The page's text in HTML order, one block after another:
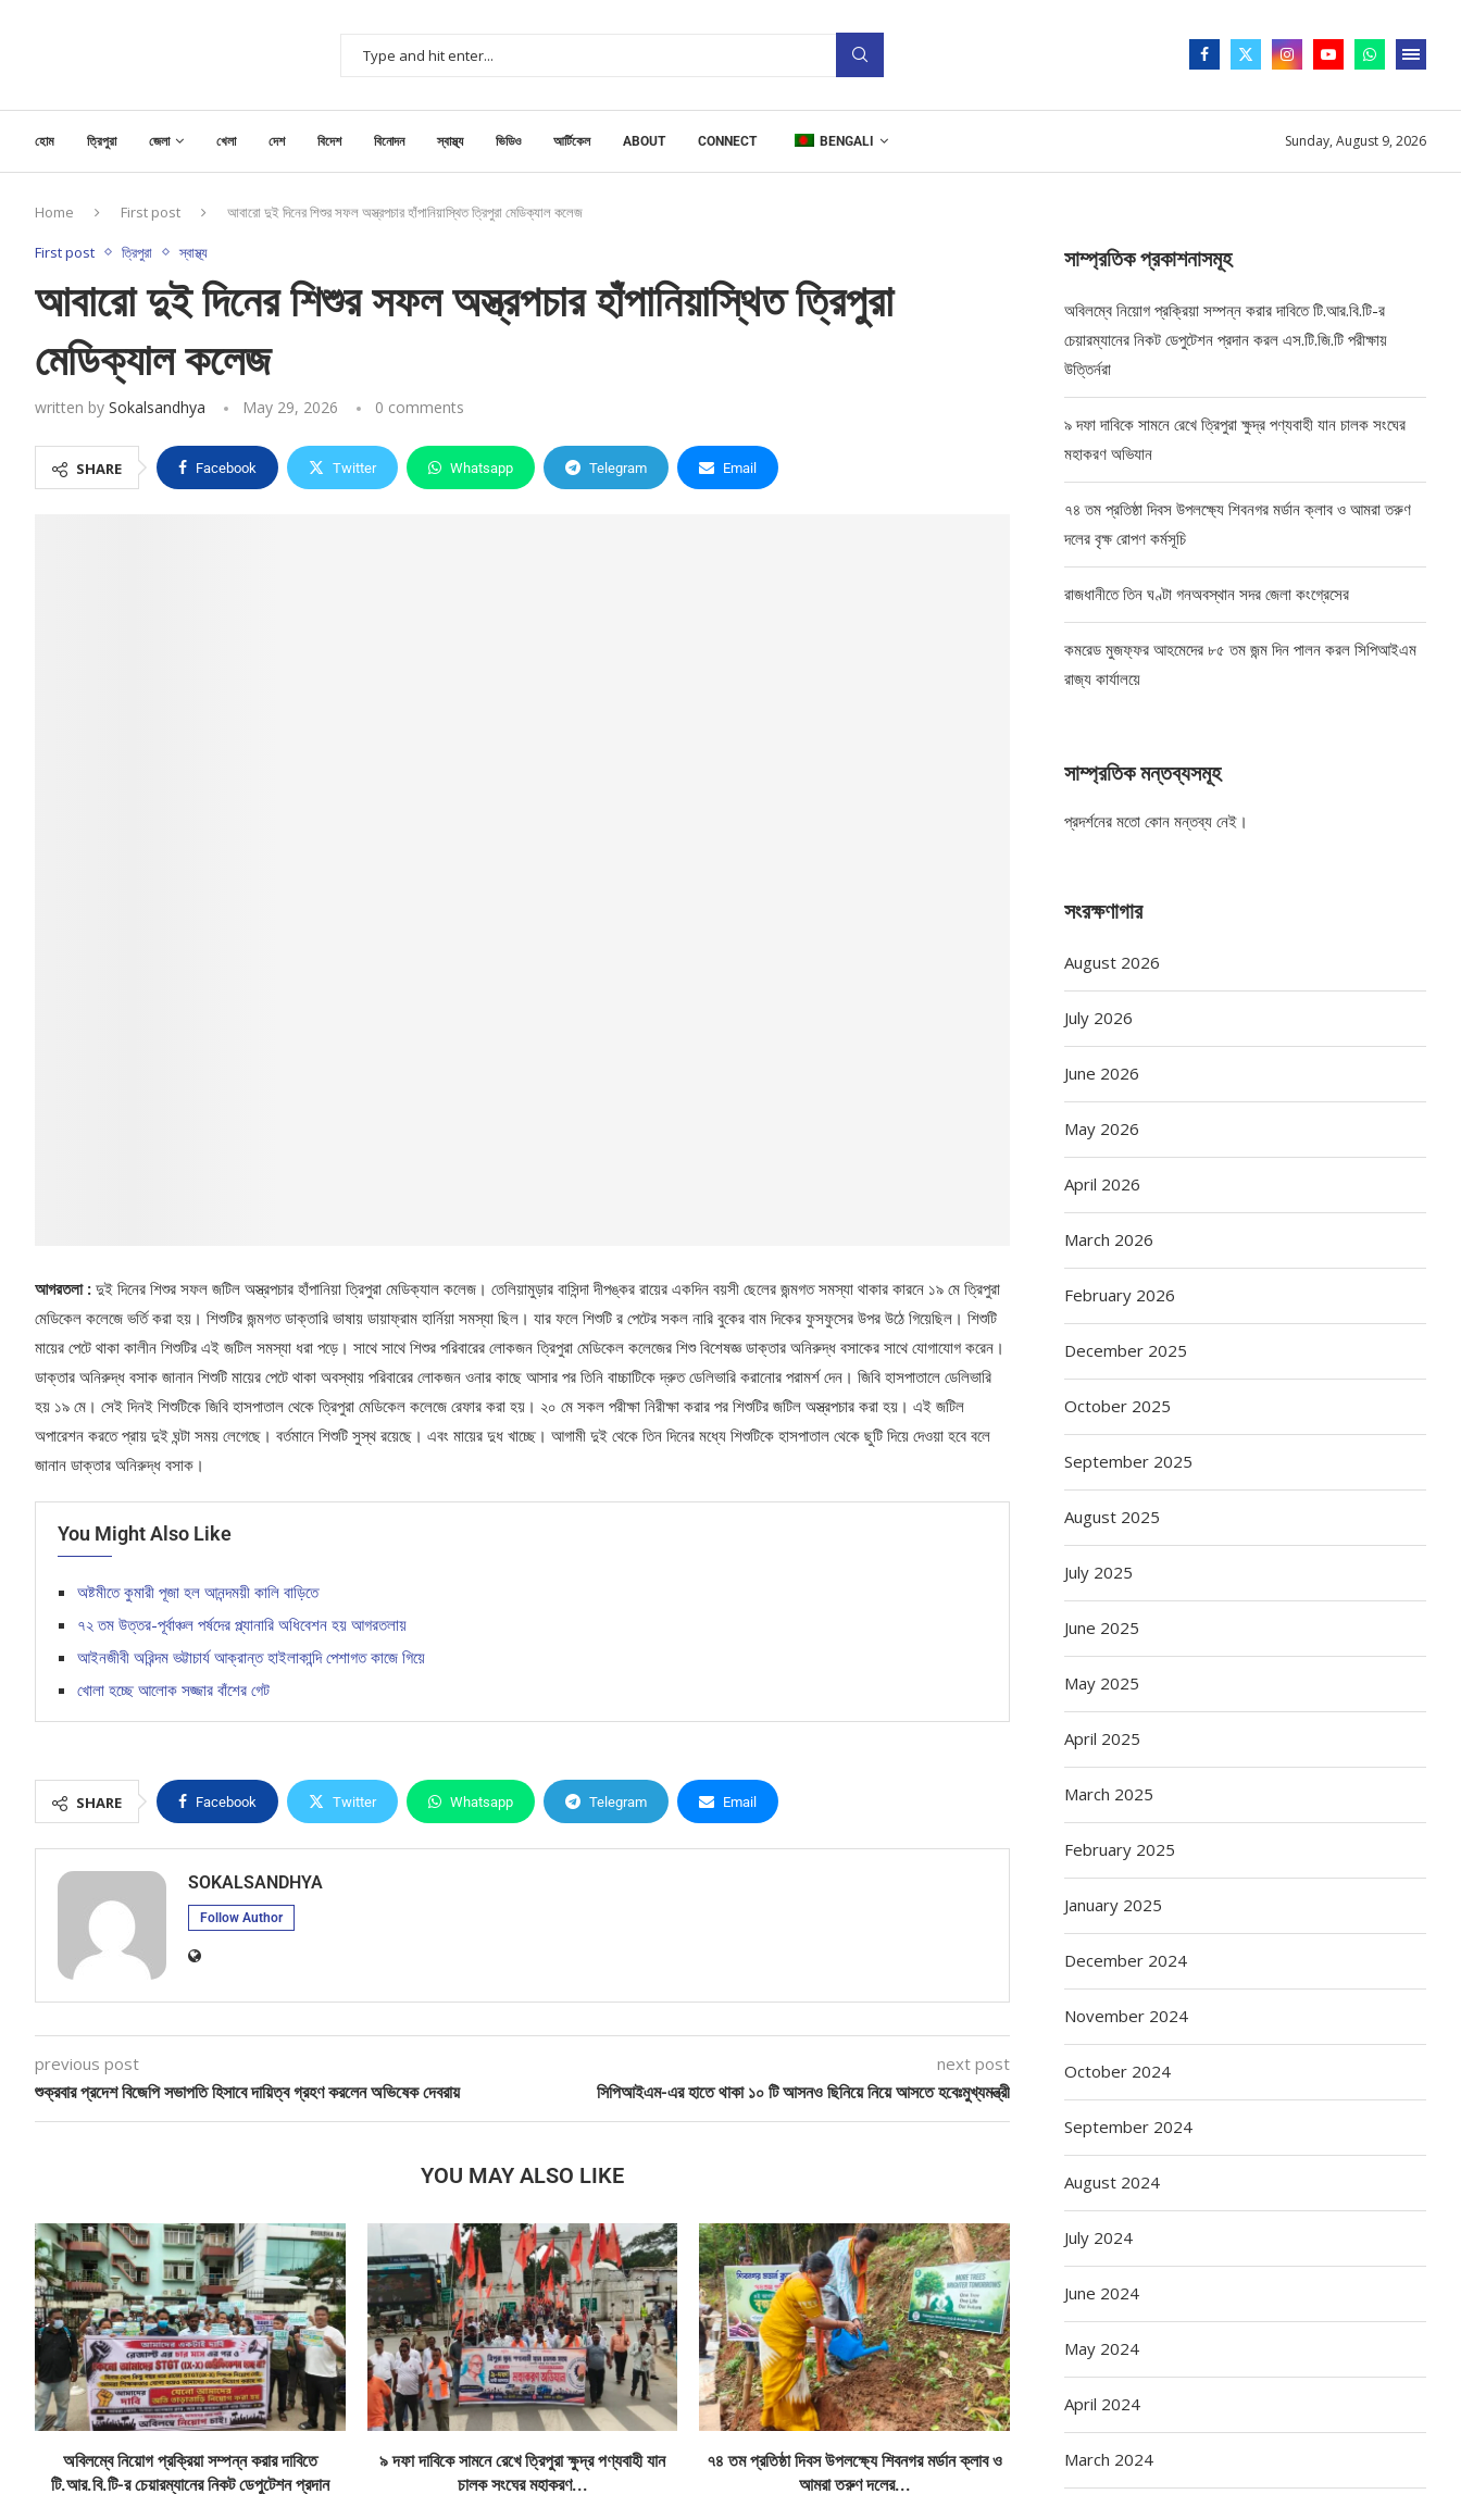
হোম ত্রিপুরা জেলা খেলা দেশ বিদেশ বিনোদন স্বাস্থ্য ভিডিও আর্টিকেল ABOUT CONNECT BENGALI Sunday, August 9, 2026
Home First post আবারো দুই দিনের শিশুর সফল অস্ত্রপচার হাঁপানিয়াস্থিত ত্রিপুরা মেডিক্যাল কলেজ
First post ত্রিপুরা স্বাস্থ্য
আবারো দুই দিনের শিশুর সফল অস্ত্রপচার হাঁপানিয়াস্থিত ত্রিপুরা
মেডিক্যাল কলেজ
written by Sokalsandhya May 29, 2026 0 comments
SHARE Facebook Twitter Whatsapp Telegram Email
আগরতলা : দুই দিনের শিশুর সফল জটিল অস্ত্রপচার হাঁপানিয়া ত্রিপুরা মেডিক্যাল কলেজ। তেলিয়ামুড়ার বাসিন্দা দীপঙ্কর রায়ের একদিন বয়সী ছেলের জন্মগত সমস্যা থাকার কারনে ১৯ মে ত্রিপুরা
মেডিকেল কলেজে ভর্তি করা হয়। শিশুটির জন্মগত ডাক্তারি ভাষায় ডায়াফ্রাম হার্নিয়া সমস্যা ছিল। যার ফলে শিশুটি র পেটের সকল নারি বুকের বাম দিকের ফুসফুসের উপর উঠে গিয়েছিল। শিশুটি
মায়ের পেটে থাকা কালীন শিশুটির এই জটিল সমস্যা ধরা পড়ে। সাথে সাথে শিশুর পরিবারের লোকজন ত্রিপুরা মেডিকেল কলেজের শিশু বিশেষজ্ঞ ডাক্তার অনিরুদ্ধ বসাকের সাথে যোগাযোগ করেন।
ডাক্তার অনিরুদ্ধ বসাক জানান শিশুটি মায়ের পেটে থাকা অবস্থায় পরিবারের লোকজন ওনার কাছে আসার পর তিনি বাচ্চাটিকে দ্রুত ডেলিভারি করানোর পরামর্শ দেন। জিবি হাসপাতালে ডেলিভারি
হয় ১৯ মে। সেই দিনই শিশুটিকে জিবি হাসপাতাল থেকে ত্রিপুরা মেডিকেল কলেজে রেফার করা হয়। ২০ মে সকল পরীক্ষা নিরীক্ষা করার পর শিশুটির জটিল অস্ত্রপচার করা হয়। এই জটিল
অপারেশন করতে প্রায় দুই ঘন্টা সময় লেগেছে। বর্তমানে শিশুটি সুস্থ রয়েছে। এবং মায়ের দুধ খাচ্ছে। আগামী দুই থেকে তিন দিনের মধ্যে শিশুটিকে হাসপাতাল থেকে ছুটি দিয়ে দেওয়া হবে বলে
জানান ডাক্তার অনিরুদ্ধ বসাক।
You Might Also Like
অষ্টমীতে কুমারী পূজা হল আনন্দময়ী কালি বাড়িতে
৭২ তম উত্তর-পূর্বাঞ্চল পর্ষদের প্ল্যানারি অধিবেশন হয় আগরতলায়
আইনজীবী অরিন্দম ভট্টাচার্য আক্রান্ত হাইলাকান্দি পেশাগত কাজে গিয়ে
খোলা হচ্ছে আলোক সজ্জার বাঁশের গেট
SHARE Facebook Twitter Whatsapp Telegram Email
SOKALSANDHYA
Follow Author
previous post
শুক্রবার প্রদেশ বিজেপি সভাপতি হিসাবে দায়িত্ব গ্রহণ করলেন অভিষেক দেবরায়
next post
সিপিআইএম-এর হাতে থাকা ১০ টি আসনও ছিনিয়ে নিয়ে আসতে হবেঃমুখ্যমন্ত্রী
YOU MAY ALSO LIKE
অবিলম্বে নিয়োগ প্রক্রিয়া সম্পন্ন করার দাবিতে
টি.আর.বি.টি-র চেয়ারম্যানের নিকট ডেপুটেশন প্রদান
৯ দফা দাবিকে সামনে রেখে ত্রিপুরা ক্ষুদ্র পণ্যবাহী যান
চালক সংঘের মহাকরণ...
৭৪ তম প্রতিষ্ঠা দিবস উপলক্ষ্যে শিবনগর মর্ডান ক্লাব ও
আমরা তরুণ দলের...
সাম্প্রতিক প্রকাশনাসমূহ
অবিলম্বে নিয়োগ প্রক্রিয়া সম্পন্ন করার দাবিতে টি.আর.বি.টি-র
চেয়ারম্যানের নিকট ডেপুটেশন প্রদান করল এস.টি.জি.টি পরীক্ষায়
উত্তির্নরা
৯ দফা দাবিকে সামনে রেখে ত্রিপুরা ক্ষুদ্র পণ্যবাহী যান চালক সংঘের
মহাকরণ অভিযান
৭৪ তম প্রতিষ্ঠা দিবস উপলক্ষ্যে শিবনগর মর্ডান ক্লাব ও আমরা তরুণ
দলের বৃক্ষ রোপণ কর্মসূচি
রাজধানীতে তিন ঘণ্টা গনঅবস্থান সদর জেলা কংগ্রেসের
কমরেড মুজফ্ফর আহমেদের ৮৫ তম জন্ম দিন পালন করল সিপিআইএম
রাজ্য কার্যালয়ে
সাম্প্রতিক মন্তব্যসমূহ
প্রদর্শনের মতো কোন মন্তব্য নেই।
সংরক্ষণাগার
August 2026
July 2026
June 2026
May 2026
April 2026
March 2026
February 2026
December 2025
October 2025
September 2025
August 2025
July 2025
June 2025
May 2025
April 2025
March 2025
February 2025
January 2025
December 2024
November 2024
October 2024
September 2024
August 2024
July 2024
June 2024
May 2024
April 2024
March 2024